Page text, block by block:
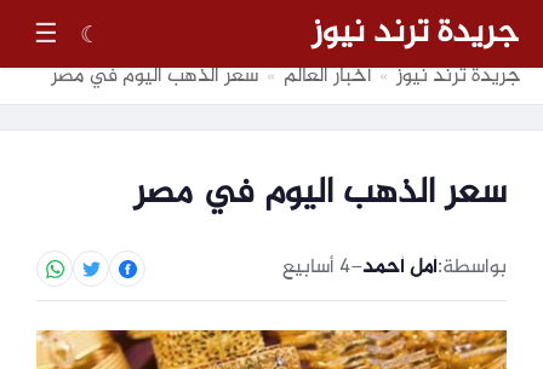
جريدة ترند نيوز ☾
☰
جريدة ترند نيوز » أخبار العالم » سعر الذهب اليوم في مصر
سعر الذهب اليوم في مصر
بواسطة:أمل أحمد–4 أسابيع